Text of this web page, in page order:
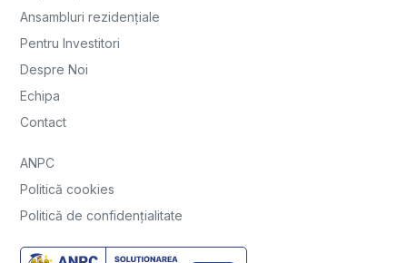
Ansambluri rezidențiale
Pentru Investitori
Despre Noi
Echipa
Contact
ANPC
Politică cookies
Politică de confidențialitate